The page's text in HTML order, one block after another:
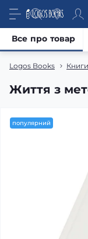
Logos Books Книги
Життя з
Все про товар
популярний